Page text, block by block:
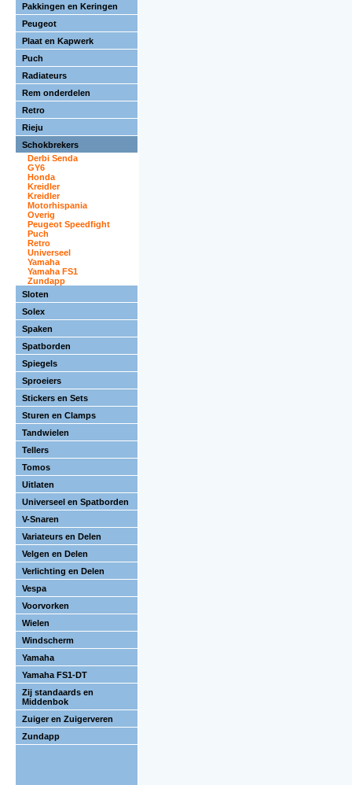
Pakkingen en Keringen
Peugeot
Plaat en Kapwerk
Puch
Radiateurs
Rem onderdelen
Retro
Rieju
Schokbrekers
Derbi Senda
GY6
Honda
Kreidler
Kreidler
Motorhispania
Overig
Peugeot Speedfight
Puch
Retro
Universeel
Yamaha
Yamaha FS1
Zundapp
Sloten
Solex
Spaken
Spatborden
Spiegels
Sproeiers
Stickers en Sets
Sturen en Clamps
Tandwielen
Tellers
Tomos
Uitlaten
Universeel en Spatborden
V-Snaren
Variateurs en Delen
Velgen en Delen
Verlichting en Delen
Vespa
Voorvorken
Wielen
Windscherm
Yamaha
Yamaha FS1-DT
Zij standaards en
Middenbok
Zuiger en Zuigerveren
Zundapp